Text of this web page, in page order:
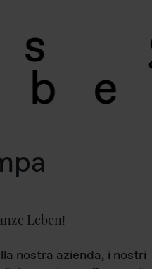
s
b
Leben!
nostra azienda, i nostri